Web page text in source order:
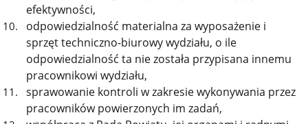
efektywności,
odpowiedzialność materialna za wyposażenie i
sprzęt techniczno-biurowy wydziału, o ile
odpowiedzialność ta nie została przypisana innemu
pracownikowi wydziału,
sprawowanie kontroli w zakresie wykonywania przez
pracowników powierzonych im zadań,